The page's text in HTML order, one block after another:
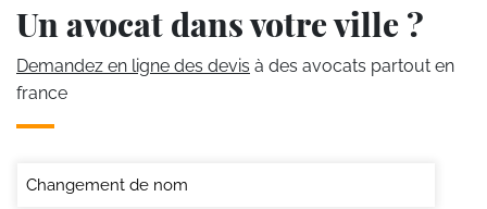
Un avocat dans votre ville ?
Demandez en ligne des devis à des avocats partout en
france
Changement de nom